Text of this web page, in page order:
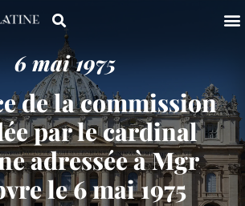
6 mai 1975
de la commission
par le cardinal
adressée à Mgr
le 6 mai 1975